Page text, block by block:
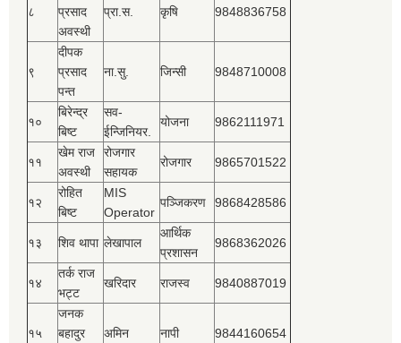
८
प्रसाद
अवस्थी
प्रा.स. कृषि 9848836758
९
दीपक
प्रसाद
पन्त
ना.सु. जिन्सी 9848710008
१०
बिरेन्द्र
बिष्‍ट
सव-
ईन्जिनियर.
योजना 9862111971
११
खेम राज
अवस्थी
रोजगार
सहायक
रोजगार 9865701522
१२
रोहित
बिष्‍ट
MIS
Operator
पञ्‍जिकरण 9868428586
१३ शिव थापा लेखापाल
आर्थिक
प्रशासन
9868362026
१४
तर्क राज
भट्ट
खरिदार राजस्‍व 9840887019
१५
जनक
बहादुर
अमिन नापी 9844160654